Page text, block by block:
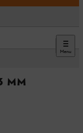
Menu
mm